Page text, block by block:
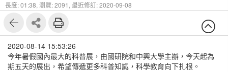
長度: 01:38, 瀏覽: 2091, 最近修訂: 2020-09-08
2020-08-14 15:53:26
今年暑假國內最大的科普展，由國研院和中興大學主辦，今天起為
期五天的展出，希望傳遞更多科普知識，科學教育向下扎根。